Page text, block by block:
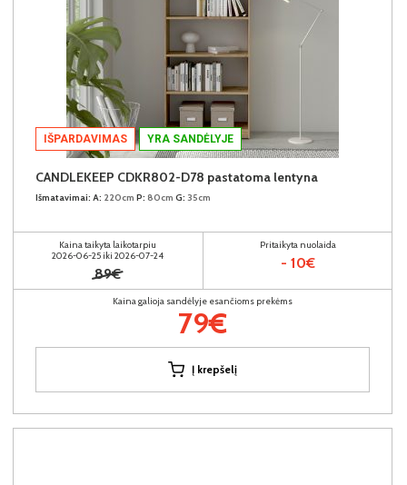
IŠPARDAVIMAS YRA SANDĖLYJE
CANDLEKEEP CDKR802-D78 pastatoma lentyna
Išmatavimai: A: 220cm P: 80cm G: 35cm
Kaina taikyta laikotarpiu
2026-06-25 iki 2026-07-24
89€
Pritaikyta nuolaida
- 10€
Kaina galioja sandėlyje esančioms prekėms
79€
Į krepšelį